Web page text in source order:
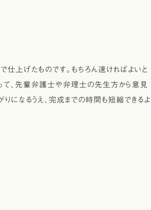
上げたものです。もちろん速ければよいと
て、先輩弁護士や弁理士の先生方から意見
になるうえ、完成までの時間も短縮できるよ